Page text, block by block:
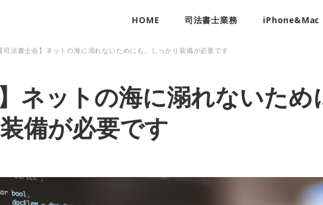
HOME 司法書士業務 iPhone&Mac
【司法書士会】ネットの海に溺れないためにも、しっかり装備が必要です
ネットの海に溺れないため
備が必要です